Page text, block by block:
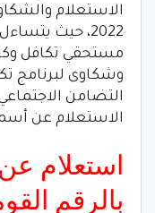
الاستعلام
2022، حيث
مستحقي تكافل
وشكاوى لبرنامج
التضامن
الاستعلام عن
استعلام
بالرقم القومي